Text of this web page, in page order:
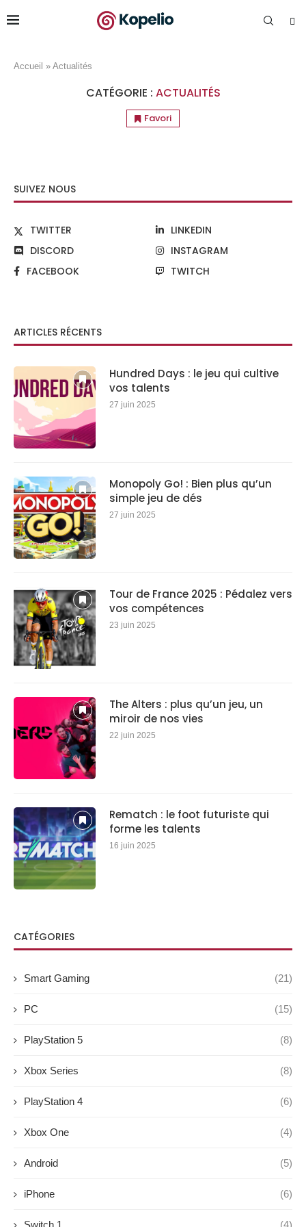
Accueil » Actualités
CATÉGORIE : ACTUALITÉS
Favori
SUIVEZ NOUS
TWITTER
LINKEDIN
DISCORD
INSTAGRAM
FACEBOOK
TWITCH
ARTICLES RÉCENTS
Hundred Days : le jeu qui cultive
vos talents
27 juin 2025
Monopoly Go! : Bien plus qu’un
simple jeu de dés
27 juin 2025
Tour de France 2025 : Pédalez vers
vos compétences
23 juin 2025
The Alters : plus qu’un jeu, un
miroir de nos vies
22 juin 2025
Rematch : le foot futuriste qui
forme les talents
16 juin 2025
CATÉGORIES
Smart Gaming (21)
PC (15)
PlayStation 5 (8)
Xbox Series (8)
PlayStation 4 (6)
Xbox One (4)
Android (5)
iPhone (6)
Switch 1 (4)